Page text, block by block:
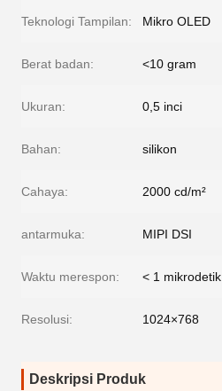
Teknologi Tampilan: Mikro OLED
Berat badan: <10 gram
Ukuran: 0,5 inci
Bahan: silikon
Cahaya: 2000 cd/m²
antarmuka: MIPI DSI
Waktu merespon: < 1 mikrodetik
Resolusi: 1024×768
Deskripsi Produk